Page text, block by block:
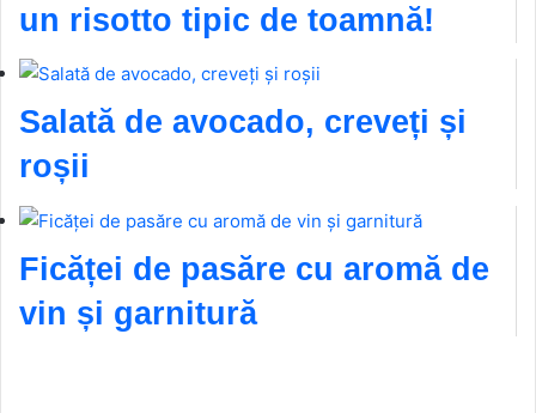
un risotto tipic de toamnă!
Salată de avocado, creveți și
roșii
Ficăței de pasăre cu aromă de
vin și garnitură